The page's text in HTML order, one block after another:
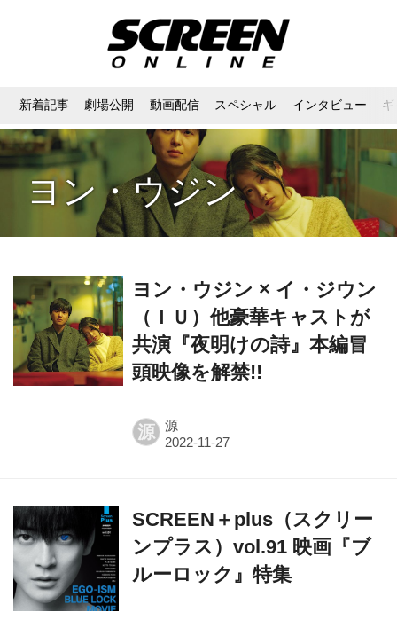
新着記事 劇場公開 動画配信 スペシャル インタビュー
ヨン・ウジン
ヨン・ウジン × イ・ジウン
（ＩＵ）他豪華キャストが
共演『夜明けの詩』本編冒
頭映像を解禁!!
源 源
SCREEN＋plus（スクリー
ンプラス）vol.91 映画『ブ
ルーロック』特集